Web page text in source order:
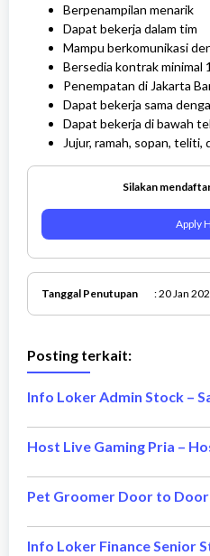
Berpenampilan menarik
Dapat bekerja dalam tim
Mampu berkomunikasi
Bersedia kontrak minimal
Penempatan di Jakarta
Dapat bekerja sama
Dapat bekerja di bawah
Jujur, ramah, sopan, teliti,
Silakan
Apply
Tanggal Penutupan : 20 Jan
Posting terkait:
Pet Groomer Door to Door